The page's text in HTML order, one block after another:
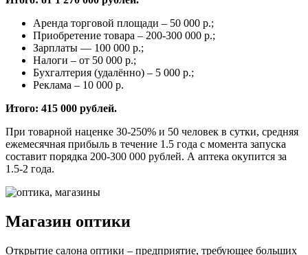
Аренда торговой площади – 50 000 р.;
Приобретение товара – 200-300 000 р.;
Зарплаты — 100 000 р.;
Налоги – от 50 000 р.;
Бухгалтерия (удалённо) – 5 000 р.;
Реклама – 10 000 р.
Итого: 415 000 рублей.
При товарной наценке 30-250% и 50 человек в сутки, средняя
ежемесячная прибыль в течение 1.5 года с момента запуска
составит порядка 200-300 000 рублей. А аптека окупится за
1.5-2 года.
Магазин оптики
Открытие салона оптики – предприятие, требующее больших